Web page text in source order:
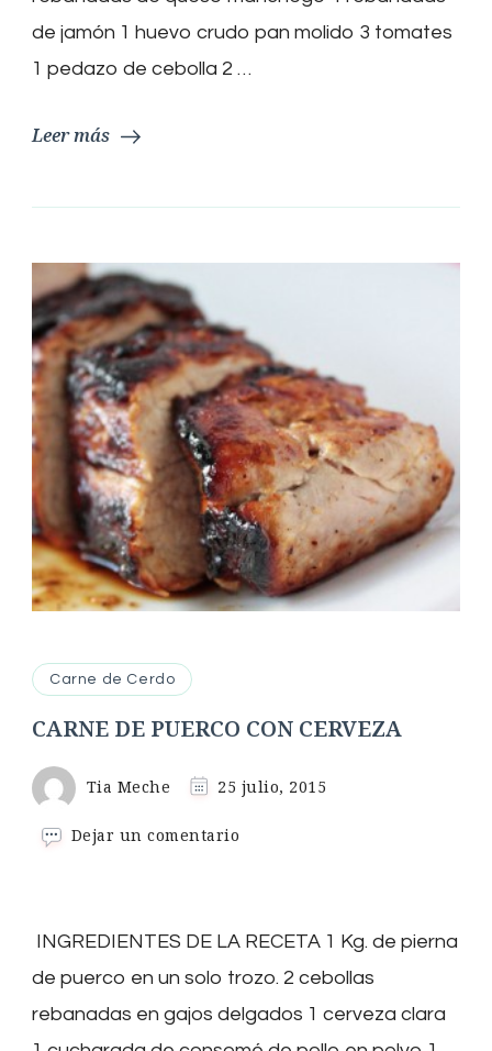
de jamón 1 huevo crudo pan molido 3 tomates
1 pedazo de cebolla 2 …
Leer más
Carne de Cerdo
CARNE DE PUERCO CON CERVEZA
Tia Meche 25 julio, 2015
Dejar un comentario
CERVEZA
INGREDIENTES DE LA RECETA 1 Kg. de pierna
de puerco en un solo trozo. 2 cebollas
rebanadas en gajos delgados 1 cerveza clara